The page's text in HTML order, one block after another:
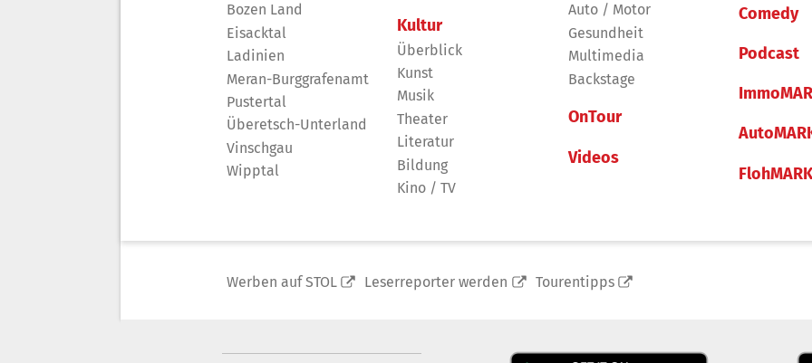
Bozen Land
Eisacktal
Ladinien
Meran-Burggrafenamt
Pustertal
Überetsch-Unterland
Vinschgau
Wipptal
Kultur
Überblick
Kunst
Musik
Theater
Literatur
Bildung
Kino / TV
Auto / Motor
Gesundheit
Multimedia
Backstage
OnTour
Videos
Comedy
Podcast
Werben auf STOL Leserreporter werden Tourentipps